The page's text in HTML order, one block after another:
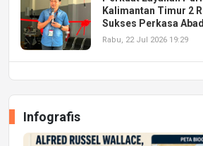
Kalimantan Timur 2
Sukses Perkasa
Rabu, 22 Jul 2026 19:29
Peluang Kerja dan
Jumat, 17 Jul 2026 22:30
Infografis